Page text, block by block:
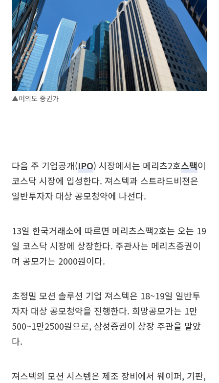
▲여의도 증권가
다음 주 기업공개(IPO) 시장에서는 메리츠2호스팩이
코스닥 시장에 입성한다. 져스텍과 스트라드비젼은
일반투자자 대상 공모청약에 나선다.
13일 한국거래소에 따르면 메리츠스팩2호는 오는 19
일 코스닥 시장에 상장한다. 주관사는 메리츠증권이
며 공모가는 2000원이다.
초정밀 모션 솔루션 기업 져스텍은 18~19일 일반투
자자 대상 공모청약을 진행한다. 희망공모가는 1만
500~1만2500원으로, 삼성증권이 상장 주관을 맡았
다.
져스텍의 모션 시스템은 제조 장비에서 웨이퍼, 기판,